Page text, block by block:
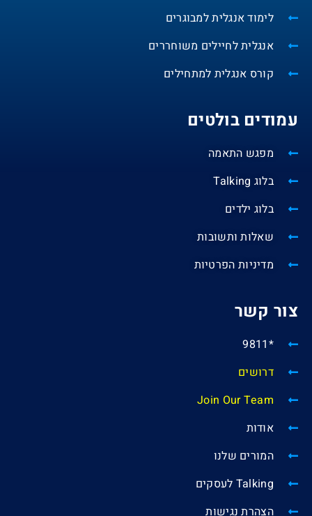
לימוד אנגלית למבוגרים
אנגלית לחיילים משוחררים
קורס אנגלית למתחילים
עמודים בולטים
מפגש התאמה
בלוג Talking
בלוג ילדים
שאלות ותשובות
מדיניות הפרטיות
צור קשר
*9811
דרושים
Join Our Team
אודות
המורים שלנו
Talking לעסקים
הצהרת נגישות